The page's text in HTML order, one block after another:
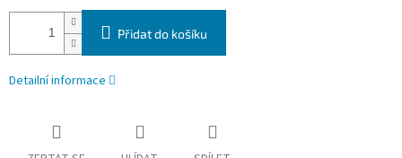
Přidat do košíku
Detailní informace